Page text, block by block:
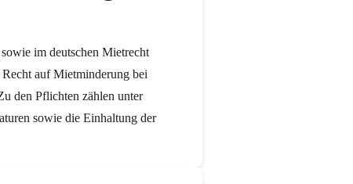
im deutschen Mietrecht
Recht auf Mietminderung bei
den Pflichten zählen unter
sowie die Einhaltung der